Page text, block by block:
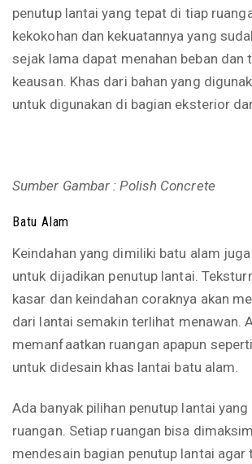
penutup lantai yang tepat di tiap
kekokohan dan kekuatannya yang
sejak lama dapat menahan beban dan
keausan. Khas dari bahan yang
untuk digunakan di bagian eksterior
Sumber Gambar : Polish Concrete
Batu Alam
Keindahan yang dimiliki batu alam
untuk dijadikan penutup lantai.
kasar dan keindahan coraknya akan
dari lantai semakin terlihat menawan.
memanfaatkan ruangan apapun
untuk didesain khas lantai batu alam.
Ada banyak pilihan penutup lantai
ruangan. Setiap ruangan bisa
mendesain bagian penutup lantai agar